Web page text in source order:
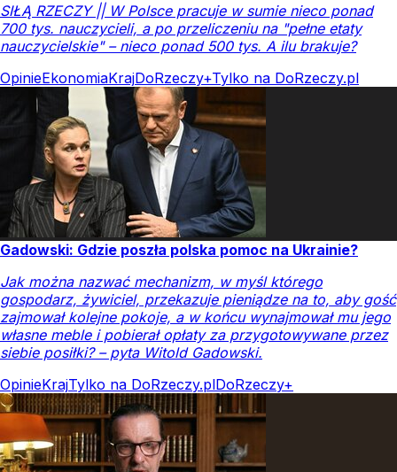
SIŁĄ RZECZY || W Polsce pracuje w sumie nieco ponad
700 tys. nauczycieli, a po przeliczeniu na "pełne etaty
nauczycielskie" – nieco ponad 500 tys. A ilu brakuje?
OpinieEkonomiaKrajDoRzeczy+Tylko na DoRzeczy.pl
Gadowski: Gdzie poszła polska pomoc na Ukrainie?
Jak można nazwać mechanizm, w myśl którego
gospodarz, żywiciel, przekazuje pieniądze na to, aby gość
zajmował kolejne pokoje, a w końcu wynajmował mu jego
własne meble i pobierał opłaty za przygotowywane przez
siebie posiłki? – pyta Witold Gadowski.
OpinieKrajTylko na DoRzeczy.plDoRzeczy+